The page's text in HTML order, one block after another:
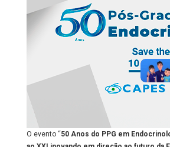
O evento “50 Anos do PPG em